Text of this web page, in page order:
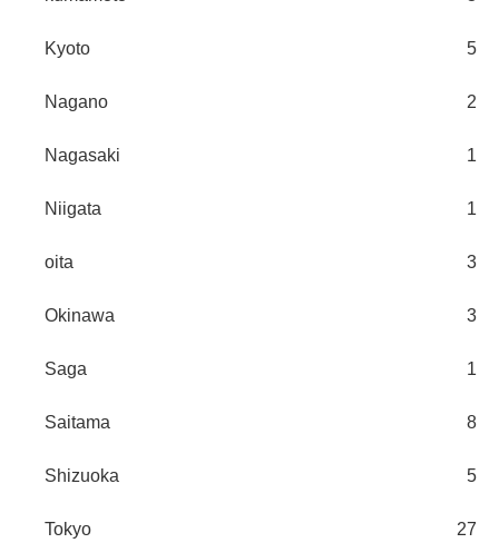
Kyoto 5
Nagano 2
Nagasaki 1
Niigata 1
oita 3
Okinawa 3
Saga 1
Saitama 8
Shizuoka 5
Tokyo 27